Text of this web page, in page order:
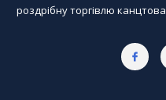
роздрібну торгівлю